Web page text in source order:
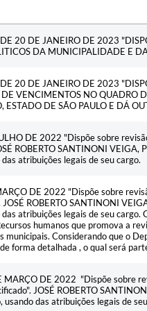
20 DE JANEIRO DE 2023
DA MUNICIPALIDADE E
20 DE JANEIRO DE 2023
DE VENCIMENTOS NO QUADRO
DE SÃO PAULO E DÁ
DE 2022 "Dispõe sobre
ROBERTO SANTINONI VEIGA,
atribuições legais de seu cargo.
DE 2022 "Dispõe sobre
ROBERTO SANTINONI
das atribuições legais de seu
humanos que promova a
municipais. Considerando que o
forma detalhada , o qual será
DE 2022 "Dispõe sobre
JOSÉ ROBERTO
das atribuições legais de